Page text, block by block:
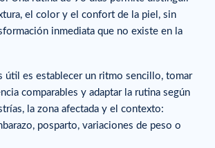
el color y el confort de la piel, sin
inmediata que no existe en la
útil es establecer un ritmo sencillo, tomar
comparables y adaptar la rutina según
la zona afectada y el contexto:
posparto, variaciones de peso o